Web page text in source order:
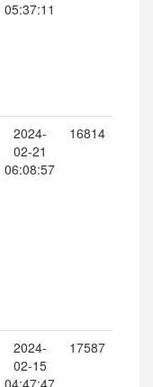
05:37:11
2024-
02-21
06:08:57
16814
2024-
02-15
04:47:47
17587